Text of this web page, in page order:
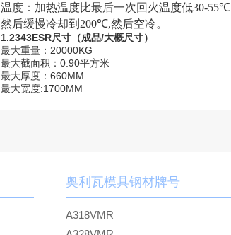
温度：加热温度比最后一次回火温度低30-55℃
然后缓慢冷却到 200℃,然后空冷。
1.2343ESR尺寸（成品/大概尺寸）
最大重量：20000KG
最大截面积：0.90平方米
最大厚度：660MM
最大宽度:1700MM
奥利瓦模具钢材牌号
A318VMR